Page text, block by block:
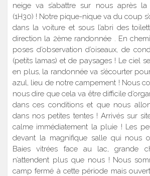
neige va s’abattre sur nous après
(1H30) ! Notre pique-nique va du coup
dans la voiture et sous l’abri des
direction la 2ème randonnée . En
poses d’observation d’oiseaux, de
(petits lamas) et de paysages ! Le ciel
en plus, la randonnée va s’écourter
azul, lieu de notre campement ! Nous
nous dire que cela va être difficile
dans ces conditions et que nous
dans nos petites tentes ! Arrivés sur
calme immédiatement la pluie ! Les
devant la magnifique salle qui nous
Baies vitrées face au lac, grande
n’attendent plus que nous ! Nous
camp fermé à cette période mais